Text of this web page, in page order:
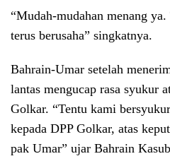
“Mudah-mudahan menang
terus berusaha” singkatnya.
Bahrain-Umar setelah
lantas mengucap rasa syukur
Golkar. “Tentu kami
kepada DPP Golkar, atas
pak Umar” ujar Bahrain